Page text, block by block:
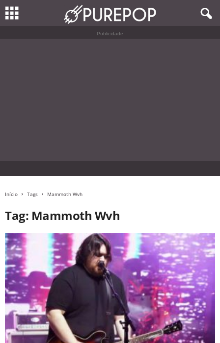
Publicidade
Início Tags Mammoth Wvh
Tag: Mammoth Wvh